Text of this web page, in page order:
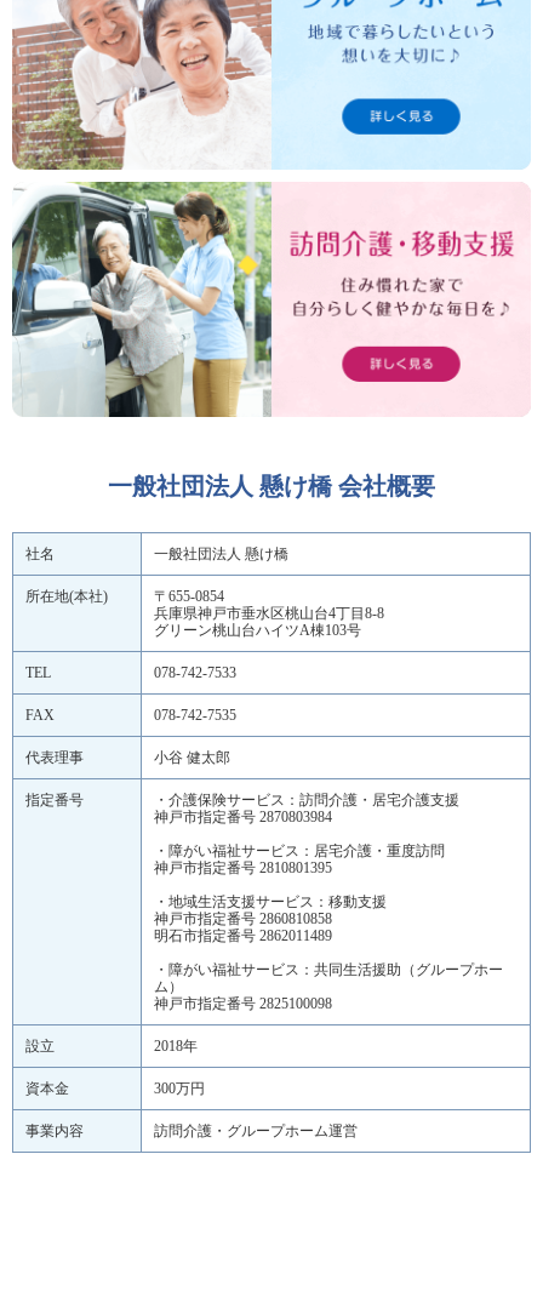
一般社団法人 懸け橋 会社概要
社名 一般社団法人 懸け橋
所在地(本社)
〒655-0854
兵庫県神戸市垂水区桃山台4丁目8-8
グリーン桃山台ハイツA棟103号
TEL 078-742-7533
FAX 078-742-7535
代表理事 小谷 健太郎
指定番号
・介護保険サービス：訪問介護・居宅介護支援
神戸市指定番号 2870803984
・障がい福祉サービス：居宅介護・重度訪問
神戸市指定番号 2810801395
・地域生活支援サービス：移動支援
神戸市指定番号 2860810858
明石市指定番号 2862011489
・障がい福祉サービス：共同生活援助（グループホー
ム）
神戸市指定番号 2825100098
設立 2018年
資本金 300万円
事業内容 訪問介護・グループホーム運営